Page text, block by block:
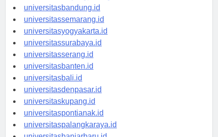
universitastanjungpinang.id
universitasbandung.id
universitassemarang.id
universitasyogyakarta.id
universitassurabaya.id
universitasserang.id
universitasbanten.id
universitasbali.id
universitasdenpasar.id
universitaskupang.id
universitaspontianak.id
universitaspalangkaraya.id